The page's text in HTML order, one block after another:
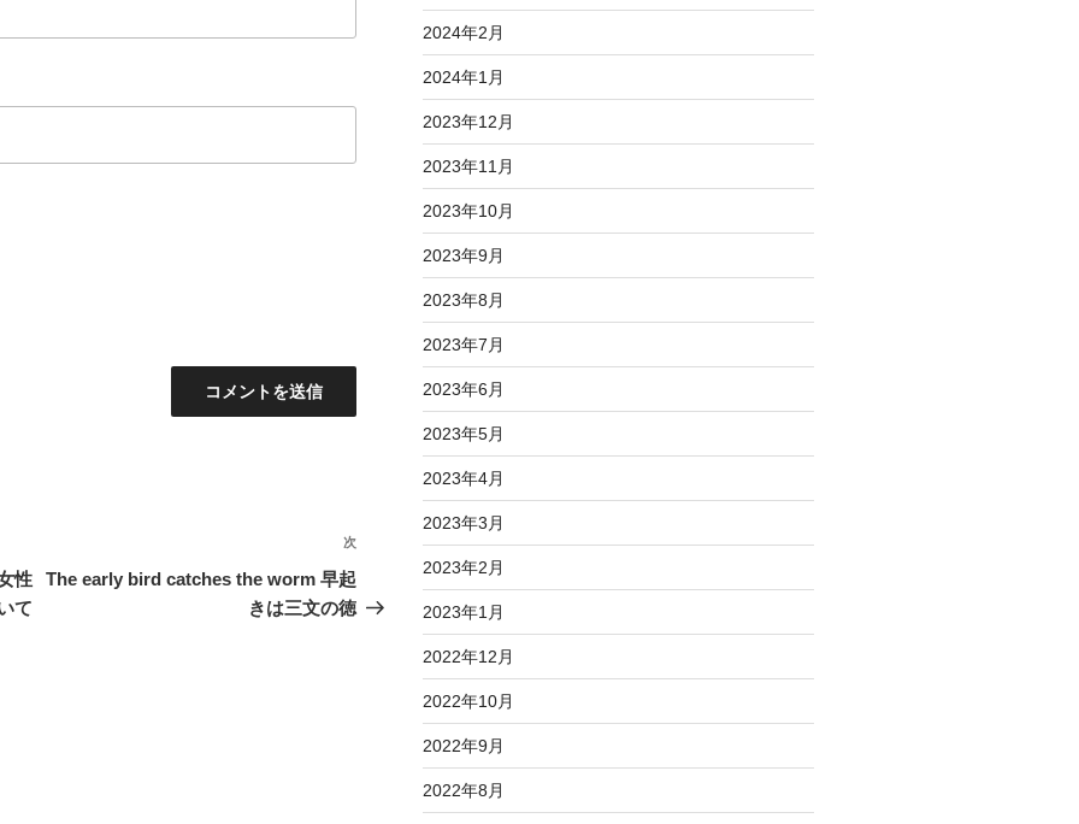
性
て
次
投
次
The early bird catches the worm 早起
きは三文の徳
2024年2月
2024年1月
2023年12月
2023年11月
2023年10月
2023年9月
2023年8月
2023年7月
2023年6月
2023年5月
2023年4月
2023年3月
2023年2月
2023年1月
2022年12月
2022年10月
2022年9月
2022年8月